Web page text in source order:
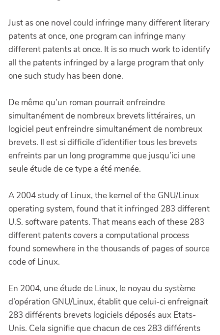
Just as one novel could infringe many different literary
patents at once, one program can infringe many
different patents at once. It is so much work to identify
all the patents infringed by a large program that only
one such study has been done.
De même qu’un roman pourrait enfreindre
simultanément de nombreux brevets littéraires, un
logiciel peut enfreindre simultanément de nombreux
brevets. Il est si difficile d’identifier tous les brevets
enfreints par un long programme que jusqu’ici une
seule étude de ce type a été menée.
A 2004 study of Linux, the kernel of the GNU/Linux
operating system, found that it infringed 283 different
U.S. software patents. That means each of these 283
different patents covers a computational process
found somewhere in the thousands of pages of source
code of Linux.
En 2004, une étude de Linux, le noyau du système
d’opération GNU/Linux, établit que celui-ci enfreignait
283 différents brevets logiciels déposés aux Etats-
Unis. Cela signifie que chacun de ces 283 différents